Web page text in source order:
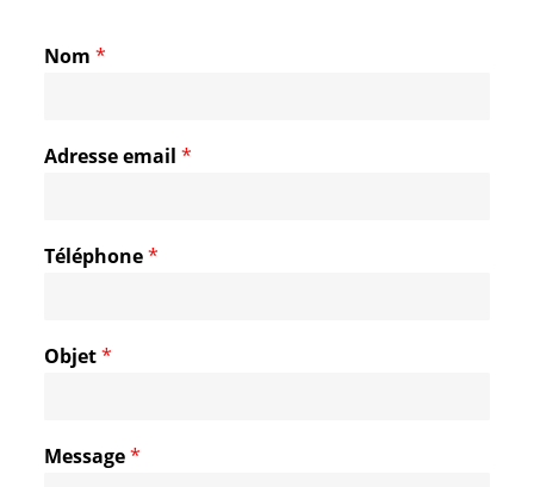
Nom*
Adresse email*
Téléphone*
Objet*
Message*